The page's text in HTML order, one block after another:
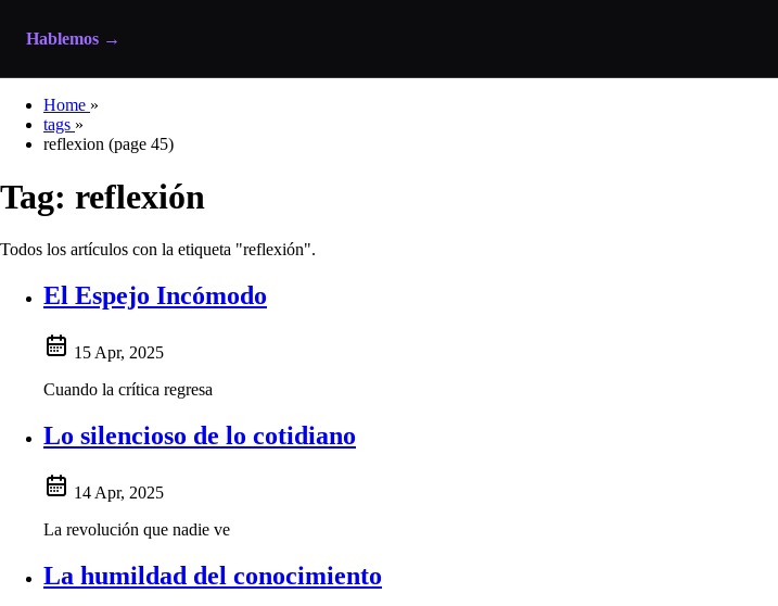
Hablemos →
Home »
tags »
reflexion (page 45)
Tag: reflexión
Todos los artículos con la etiqueta "reflexión".
El Espejo Incómodo
15 Apr, 2025
Cuando la crítica regresa
Lo silencioso de lo cotidiano
14 Apr, 2025
La revolución que nadie ve
La humildad del conocimiento